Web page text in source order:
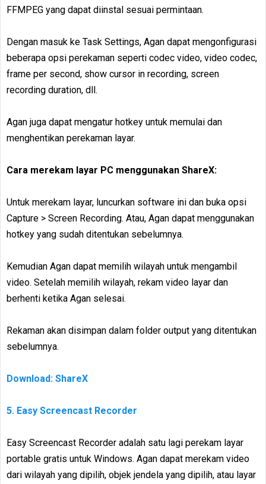
FFMPEG yang dapat diinstal sesuai permintaan.
Dengan masuk ke Task Settings, Agan dapat mengonfigurasi
beberapa opsi perekaman seperti codec video, video codec,
frame per second, show cursor in recording, screen
recording duration, dll.
Agan juga dapat mengatur hotkey untuk memulai dan
menghentikan perekaman layar.
Cara merekam layar PC menggunakan ShareX:
Untuk merekam layar, luncurkan software ini dan buka opsi
Capture > Screen Recording. Atau, Agan dapat menggunakan
hotkey yang sudah ditentukan sebelumnya.
Kemudian Agan dapat memilih wilayah untuk mengambil
video. Setelah memilih wilayah, rekam video layar dan
berhenti ketika Agan selesai.
Rekaman akan disimpan dalam folder output yang ditentukan
sebelumnya.
Download: ShareX
5. Easy Screencast Recorder
Easy Screencast Recorder adalah satu lagi perekam layar
portable gratis untuk Windows. Agan dapat merekam video
dari wilayah yang dipilih, objek jendela yang dipilih, atau layar